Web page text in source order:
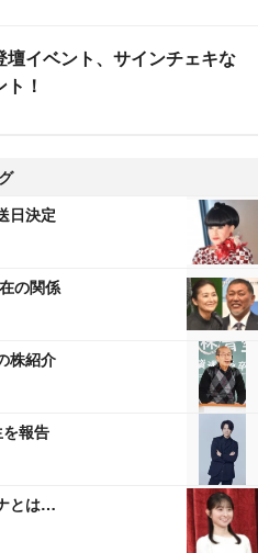
壇イベント、サインチェキな
！
日決定
の関係
株紹介
報告
とは…